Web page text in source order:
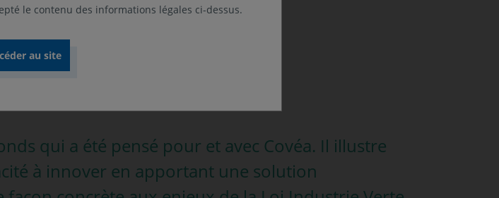
qui a été pensé pour et avec Covéa. Il illustre
à innover en apportant une solution
le contenu des informations légales ci-dessus.